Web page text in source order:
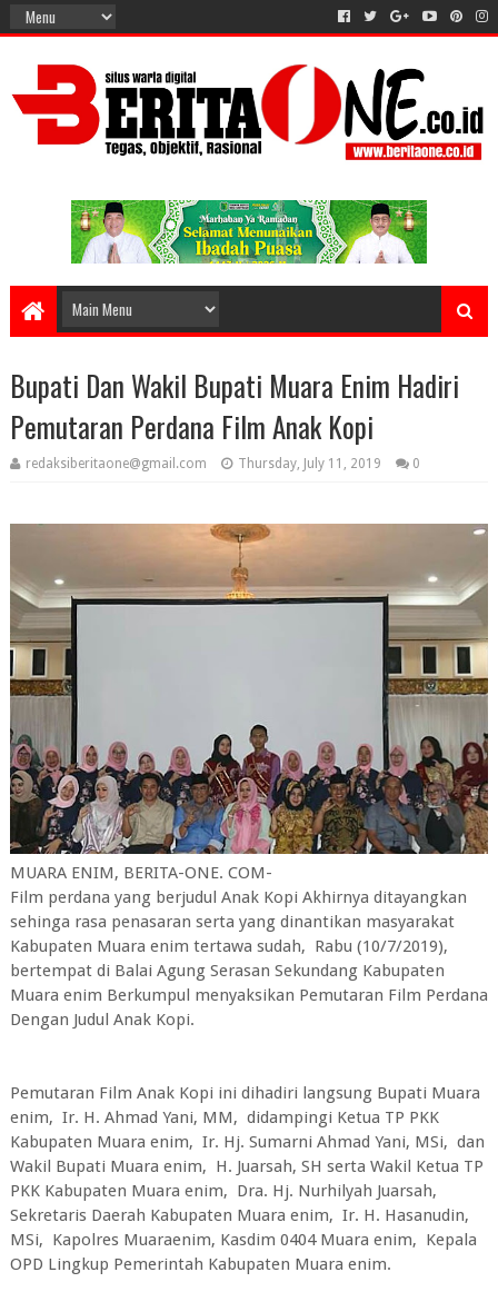
Bupati Dan Wakil Bupati Muara Enim Hadiri
Pemutaran Perdana Film Anak Kopi
redaksiberitaone@gmail.com Thursday, July 11, 2019 0
MUARA ENIM, BERITA-ONE. COM-
Film perdana yang berjudul Anak Kopi Akhirnya ditayangkan
sehinga rasa penasaran serta yang dinantikan masyarakat
Kabupaten Muara enim tertawa sudah, Rabu (10/7/2019),
bertempat di Balai Agung Serasan Sekundang Kabupaten
Muara enim Berkumpul menyaksikan Pemutaran Film Perdana
Dengan Judul Anak Kopi.
Pemutaran Film Anak Kopi ini dihadiri langsung Bupati Muara
enim, Ir. H. Ahmad Yani, MM, didampingi Ketua TP PKK
Kabupaten Muara enim, Ir. Hj. Sumarni Ahmad Yani, MSi, dan
Wakil Bupati Muara enim, H. Juarsah, SH serta Wakil Ketua TP
PKK Kabupaten Muara enim, Dra. Hj. Nurhilyah Juarsah,
Sekretaris Daerah Kabupaten Muara enim, Ir. H. Hasanudin,
MSi, Kapolres Muaraenim, Kasdim 0404 Muara enim, Kepala
OPD Lingkup Pemerintah Kabupaten Muara enim.